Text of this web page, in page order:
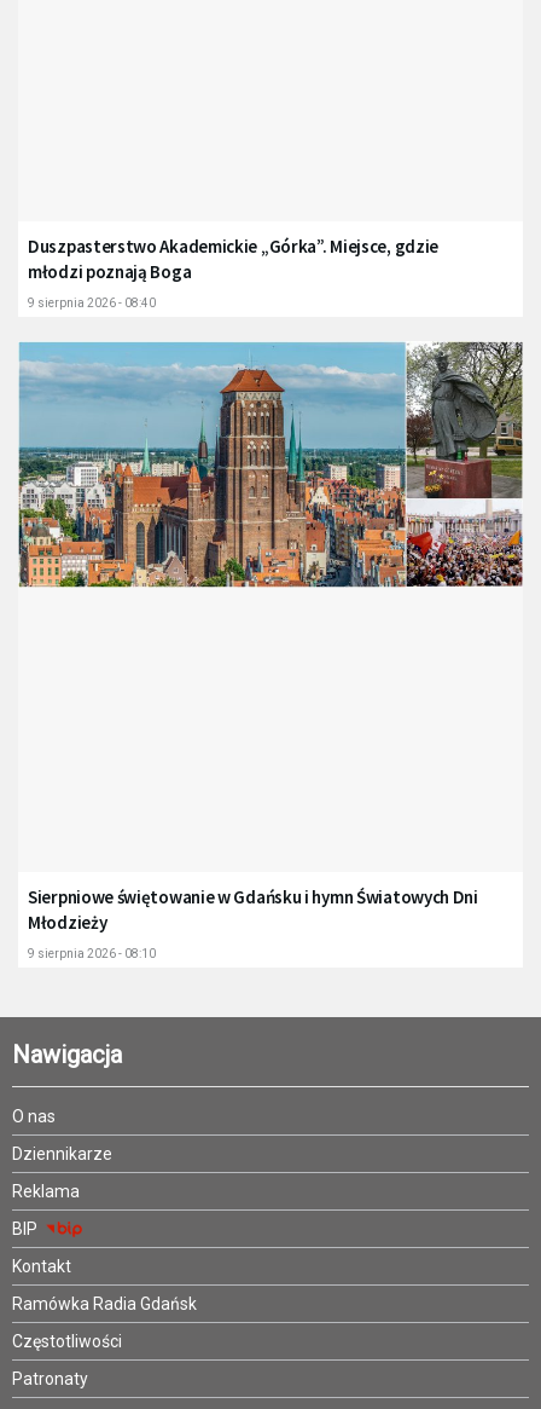
Duszpasterstwo Akademickie „Górka”. Miejsce, gdzie
młodzi poznają Boga
9 sierpnia 2026 - 08:40
Sierpniowe świętowanie w Gdańsku i hymn Światowych Dni
Młodzieży
9 sierpnia 2026 - 08:10
Nawigacja
O nas
Dziennikarze
Reklama
BIP
Kontakt
Ramówka Radia Gdańsk
Częstotliwości
Patronaty